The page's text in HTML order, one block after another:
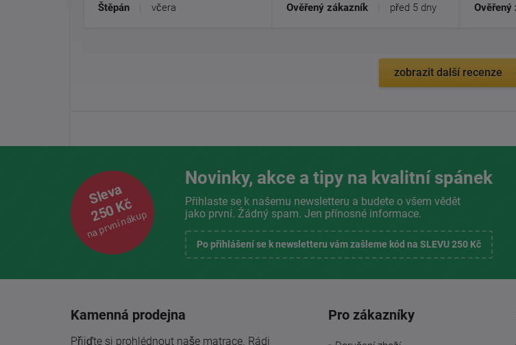
Štěpán včera Ověřený zákazník před 5 dny Ověřený
zobrazit další recenze
Sleva
250 Kč
na první nákup
Novinky, akce a tipy na kvalitní spánek
Přihlaste se k našemu newsletteru a budete o všem vědět
jako první. Žádný spam. Jen přínosné informace.
Po přihlášení se k newsletteru vám zašleme kód na SLEVU 250 Kč
Kamenná prodejna
Přijďte si prohlédnout naše matrace. Rádi
Pro zákazníky